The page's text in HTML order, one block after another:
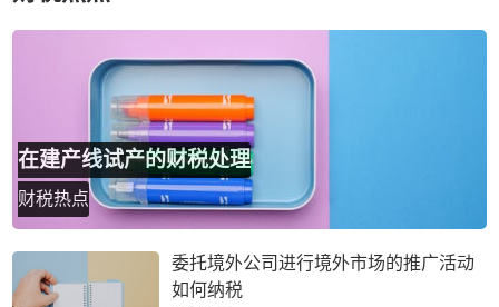
在建产线试产的财税处理
财税热点
委托境外公司进行境外市场的推广活动
如何纳税